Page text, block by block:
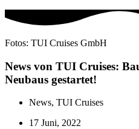
Fotos: TUI Cruises GmbH
News von TUI Cruises:
Neubaus gestartet!
News, TUI Cruises
17 Juni, 2022